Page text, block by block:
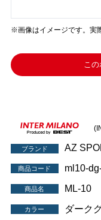
※画像はイメージです。実
こ
ブランド AZ
商品コード ml10-
商品名 ML-10
カラー ダーク